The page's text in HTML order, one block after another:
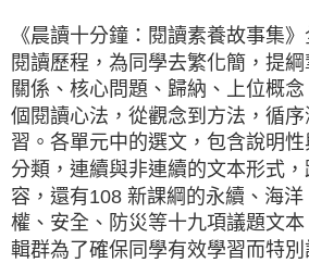
《晨讀十分鐘：閱讀素養故事集
閱讀歷程，為同學去繁化簡，提綱
關係、核心問題、歸納、上位概
個閱讀心法，從觀念到方法，循
習。各單元中的選文，包含說明
分類，連續與非連續的文本形式
容，還有108 新課綱的永續、海
權、安全、防災等十九項議題文
輯群為了確保同學有效學習而特別